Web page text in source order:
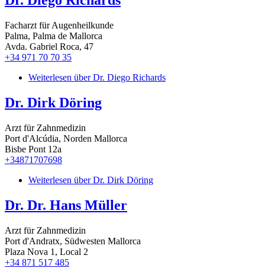
Facharzt für Augenheilkunde
Palma, Palma de Mallorca
Avda. Gabriel Roca, 47
+34 971 70 70 35
Weiterlesen über Dr. Diego Richards
Dr. Dirk Döring
Arzt für Zahnmedizin
Port d'Alcúdia, Norden Mallorca
Bisbe Pont 12a
+34871707698
Weiterlesen über Dr. Dirk Döring
Dr. Dr. Hans Müller
Arzt für Zahnmedizin
Port d'Andratx, Südwesten Mallorca
Plaza Nova 1, Local 2
+34 871 517 485